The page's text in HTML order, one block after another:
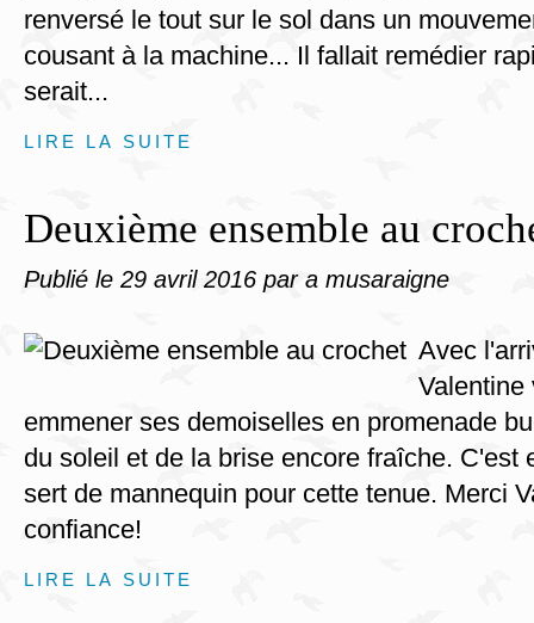
renversé le tout sur le sol dans un
cousant à la machine... Il fallait remédier
serait...
LIRE LA SUITE
Deuxième ensemble au
Publié le 29 avril 2016 par a musaraigne
Avec
Valentine
emmener ses demoiselles en promenade
du soleil et de la brise encore fraîche. C'est
sert de mannequin pour cette tenue. Merci
confiance!
LIRE LA SUITE